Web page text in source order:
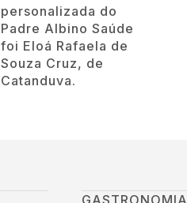
personalizada do
Padre Albino Saúde
foi Eloá Rafaela de
Souza Cruz, de
Catanduva.
GASTRONOMIA